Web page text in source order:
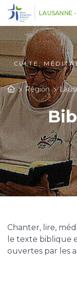
LAUSANNE
CULTE,
Région
Chanter, lire,
le texte biblique
ouvertes par les
Panneau de